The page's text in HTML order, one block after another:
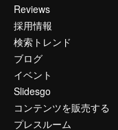
Reviews
採用情報
検索トレンド
ブログ
イベント
Slidesgo
コンテンツを販売する
プレスルーム